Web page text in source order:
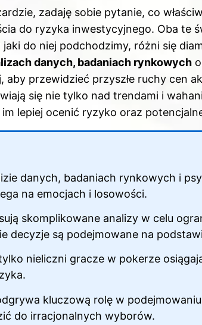
zadaję sobie pytanie, co
do ryzyka inwestycyjnego. Oba te
do niej podchodzimy, różni się
danych, badaniach rynkowych
przewidzieć przyszłe ruchy cen
się nie tylko nad trendami i
lepiej ocenić ryzyko oraz
danych, badaniach rynkowych i
na emocjach i losowości.
skomplikowane analizy w celu
decyzje są podejmowane na
nieliczni gracze w pokerze
kluczową rolę w
do irracjonalnych wyborów.